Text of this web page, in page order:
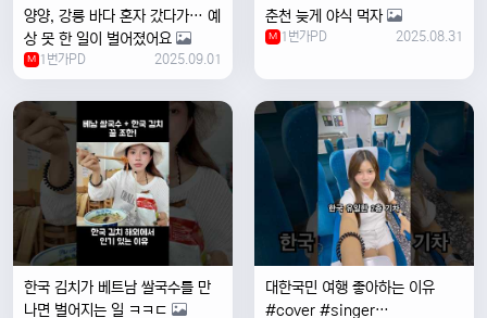
양양, 강릉 바다 혼자 갔다가… 예
상 못 한 일이 벌어졌어요
M 1번가PD 2025.09.01
춘천 늦게 야식 먹자
M 1번가PD 2025.08.31
한국 김치가 베트남 쌀국수를 만
나면 벌어지는 일 ㅋㅋㄷ
대한국민 여행 좋아하는 이유
#cover #singer